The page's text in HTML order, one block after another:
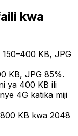
kwa
150–400 KB, JPG
KB, JPG 85%.
ya 400 KB ili
4G katika miji
KB kwa 2048